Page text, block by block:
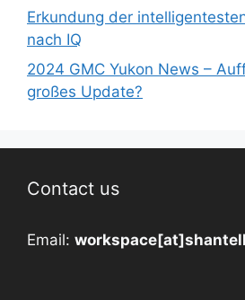
Erkundung der
nach IQ
2024 GMC Yukon News –
großes Update?
Contact us
Email: